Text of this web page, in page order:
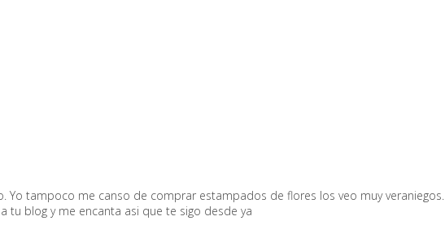
Yo tampoco me canso de comprar estampados de flores los veo muy veraniegos.
tu blog y me encanta asi que te sigo desde ya